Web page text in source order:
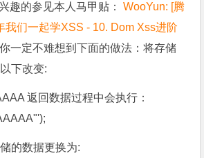
趣的参见本人马甲贴：WooYun: [腾
我们一起学XSS - 10. Dom Xss进阶
一定不难想到下面的做法：将存储
下改变:
返回数据过程中会执行：
的数据更换为: